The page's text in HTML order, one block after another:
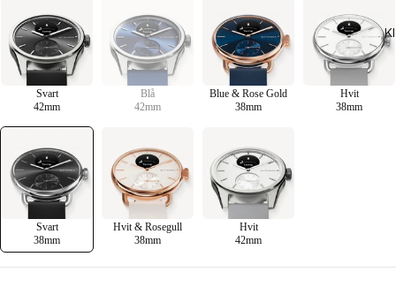
Svart
42mm
Blå
42mm
Blue & Rose Gold
38mm
Hvit
38mm
Svart
38mm
Hvit & Rosegull
38mm
Hvit
42mm